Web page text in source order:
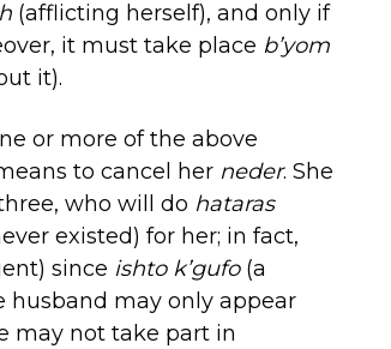
(afflicting herself), and only if
it must take place b’yom
it).
or more of the above
to cancel her neder. She
who will do hataras
existed) for her; in fact,
since ishto k’gufo(a
husband may only appear
may not take part in